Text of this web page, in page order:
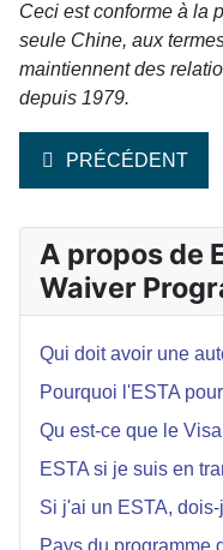
Ceci est conforme à la
seule Chine, aux
maintiennent des
depuis 1979.
ARTICLE
PRÉCÉDENT
A propos de
Waiver
Qui doit avoir une
Pourquoi l'ESTA
Qu est-ce que le
ESTA si je suis en
Si j'ai un ESTA,
Pays du programme